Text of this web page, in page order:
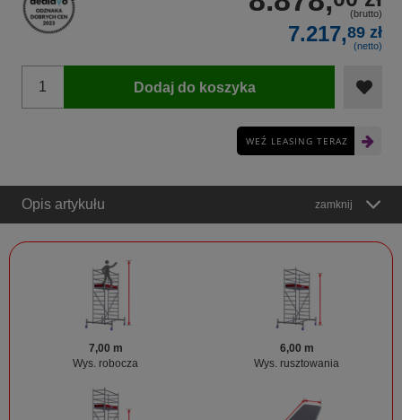
(brutto)
7.217,89 zł
(netto)
Dodaj do koszyka
WEŹ LEASING TERAZ
Opis artykułu zamknij
7,00 m
Wys. robocza
6,00 m
Wys. rusztowania